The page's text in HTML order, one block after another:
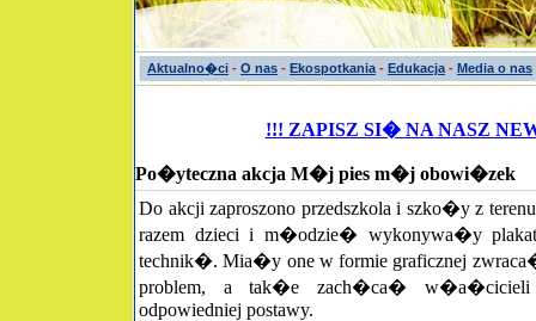
Aktualno�ci - O nas - Ekospotkania - Edukacja - Media o nas
!!! ZAPISZ SI� NA NASZ
Po�yteczna akcja M�j pies m�j obowi�zek
Do akcji zaproszono przedszkola i szko�y z
razem dzieci i m�odzie� wykonywa�y
technik�. Mia�y one w formie graficznej
problem, a tak�e zach�ca�
odpowiedniej postawy.